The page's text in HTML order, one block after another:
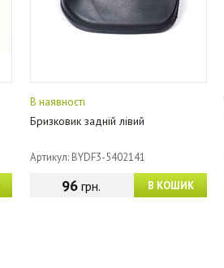
В наявності
Бризковик задній лівий
Артикул: BYDF3-5402141
В КОШИК
96грн.